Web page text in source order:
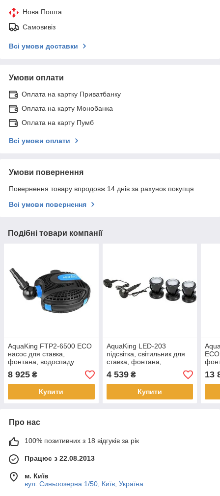
Нова Пошта
Самовивіз
Всі умови доставки
Умови оплати
Оплата на картку Приватбанку
Оплата на карту Монобанка
Оплата на карту Пумб
Всі умови оплати
Умови повернення
Повернення товару впродовж 14 днів за рахунок покупця
Всі умови повернення
Подібні товари компанії
AquaKing FTP2-6500 ECO
насос для ставка,
фонтана, водоспаду
8 925 ₴
Купити
AquaKing LED-203
підсвітка, світильник для
ставка, фонтана,
водоспаду, водойми
4 539₴
Купити
13
Про нас
100% позитивних з 18 відгуків за рік
Працює з 22.08.2013
м. Київ
вул. Синьоозерна 1/50, Київ, Україна